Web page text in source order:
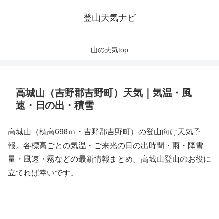
登山天気ナビ
山の天気top
高城山（吉野郡吉野町）天気｜気温・風
速・日の出・積雪
高城山（標高698ｍ・吉野郡吉野町）の登山向け天気予
報。各標高ごとの気温・ご来光の日の出時間・雨・降雪
量・風速・霧などの最新情報まとめ。高城山登山のお役に
立てれば幸いです。